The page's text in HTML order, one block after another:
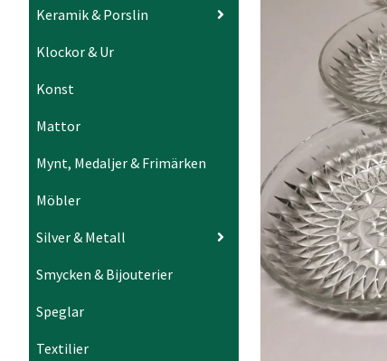
Keramik & Porslin
Klockor & Ur
Konst
Mattor
Mynt, Medaljer & Frimärken
Möbler
Silver & Metall
Smycken & Bijouterier
Speglar
Textilier